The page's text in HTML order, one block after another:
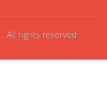
. All rights reserved